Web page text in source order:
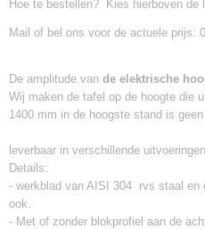
Hoe te bestellen? Kies hierboven de
Mail of bel ons voor de actuele prijs:
De amplitude van de elektrische
Wij maken de tafel op de hoogte die
1400 mm in de hoogste stand is
leverbaar in verschillende
Details:
- werkblad van AISI 304 rvs staal en
ook.
- Met of zonder blokprofiel aan de